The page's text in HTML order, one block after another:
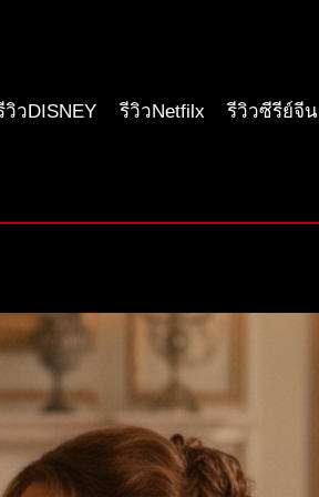
วิวDISNEY รีวิวNetfilx รีวิวซีรีย์จีน